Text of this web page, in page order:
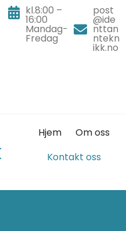
kl.8:00 –
16:00
Mandag-
Fredag
post
@ide
nttan
ntekn
ikk.no
Hjem
Om oss
Kontakt oss